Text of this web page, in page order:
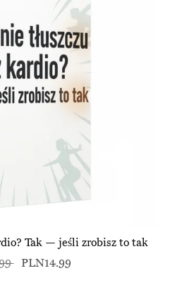
Tak — jeśli zrobisz to tak
PLN14.99